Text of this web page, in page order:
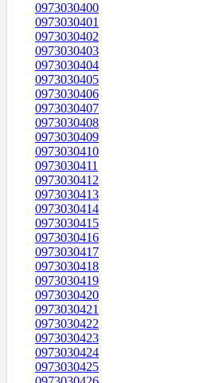
0973030400
0973030401
0973030402
0973030403
0973030404
0973030405
0973030406
0973030407
0973030408
0973030409
0973030410
0973030411
0973030412
0973030413
0973030414
0973030415
0973030416
0973030417
0973030418
0973030419
0973030420
0973030421
0973030422
0973030423
0973030424
0973030425